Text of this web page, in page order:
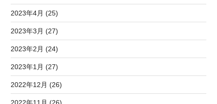
2023年4月 (25)
2023年3月 (27)
2023年2月 (24)
2023年1月 (27)
2022年12月 (26)
2022年11月 (26)